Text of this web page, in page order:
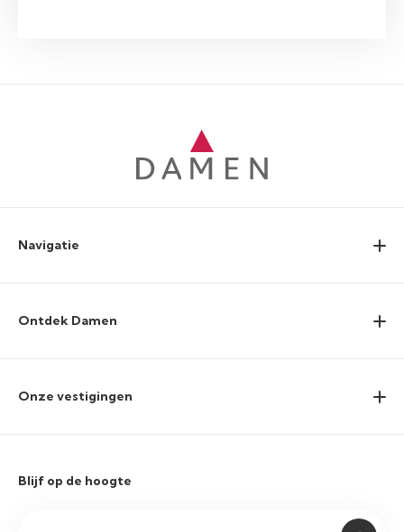
Navigatie
Ontdek Damen
Onze vestigingen
Blijf op de hoogte